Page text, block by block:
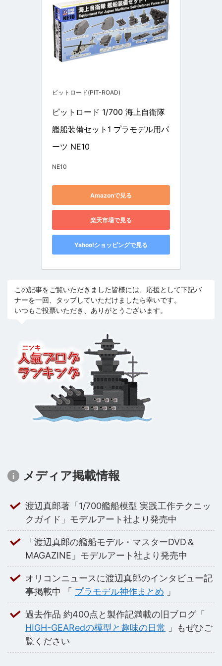
ピットロード(PIT-ROAD)
ピットロード 1/700 海上自衛隊
艦船装備セット1 プラモデル用パ
ーツ NE10
NE10
Amazonで見る
楽天市場で見る
Yahoo!ショッピングで見る
この記事をご覧いただきました皆様には、応援として下記バ
ナーを一回、タップしていただけましたら幸いです。
いつもご投票いただき、ありがとうございます。
メディア掲載情報
渡辺真郎著「1/700艦船模型 実践工作テクニッ
クガイド」モデルアート社より発売中
「渡辺真郎の艦船モデル・マスターDVD＆
MAGAZINE」モデルアート社より発売中
オリコンニュースに渡辺真郎のインタビュー記
事掲載中 「 プラモデル神作まとめ 」
過去作品 約400点と製作記満載の旧ブログ「
HIGH-GEARedの模型と趣味の日常 」もぜひご
覧ください